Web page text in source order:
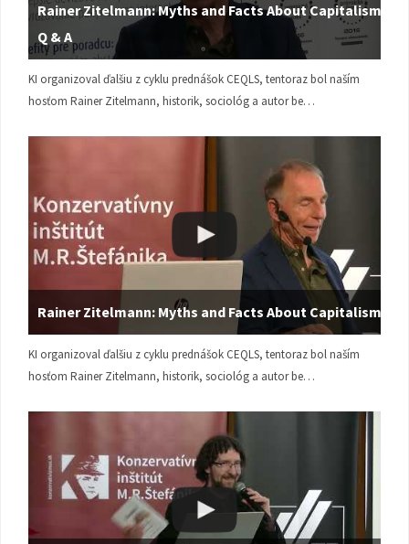
Rainer Zitelmann: Myths and Facts About Capitalism |
Q & A
KI organizoval ďalšiu z cyklu prednášok CEQLS, tentoraz bol naším
hosťom Rainer Zitelmann, historik, sociológ a autor be…
Rainer Zitelmann: Myths and Facts About Capitalism
KI organizoval ďalšiu z cyklu prednášok CEQLS, tentoraz bol naším
hosťom Rainer Zitelmann, historik, sociológ a autor be…